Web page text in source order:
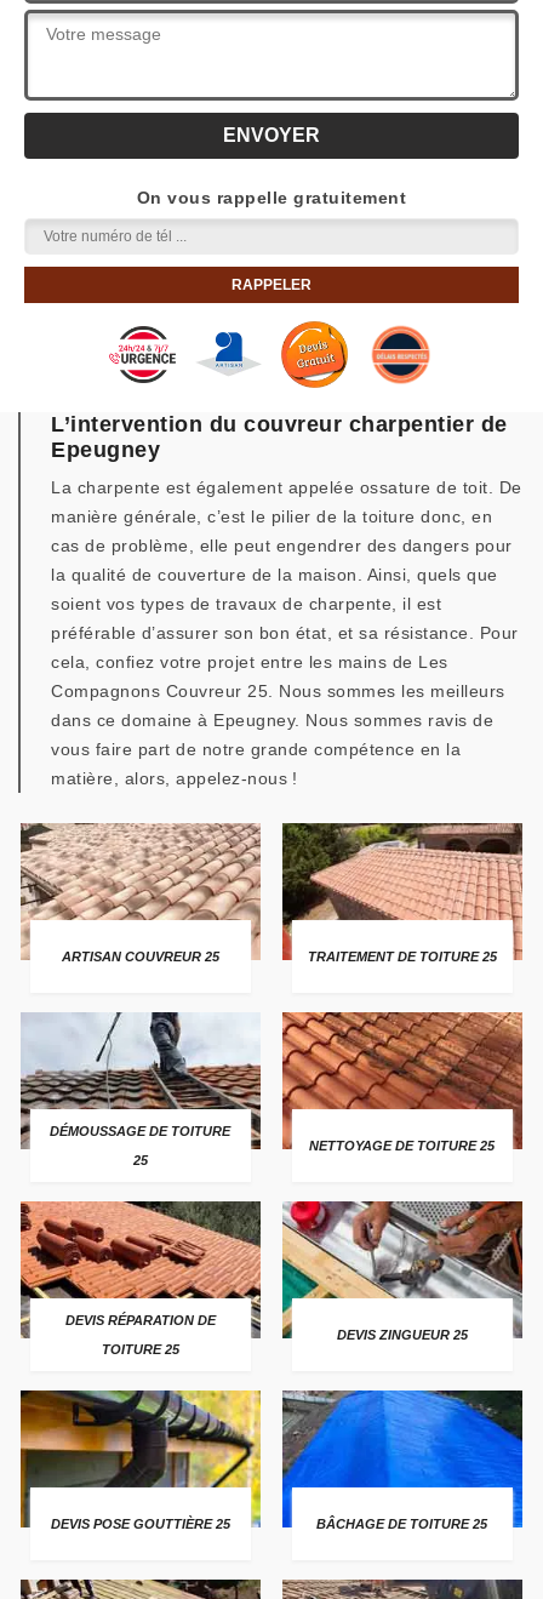
On vous rappelle gratuitement
L’intervention du couvreur charpentier de
Epeugney
La charpente est également appelée ossature de toit. De
manière générale, c’est le pilier de la toiture donc, en
cas de problème, elle peut engendrer des dangers pour
la qualité de couverture de la maison. Ainsi, quels que
soient vos types de travaux de charpente, il est
préférable d’assurer son bon état, et sa résistance. Pour
cela, confiez votre projet entre les mains de Les
Compagnons Couvreur 25. Nous sommes les meilleurs
dans ce domaine à Epeugney. Nous sommes ravis de
vous faire part de notre grande compétence en la
matière, alors, appelez-nous !
ARTISAN COUVREUR 25 TRAITEMENT DE TOITURE 25
DÉMOUSSAGE DE TOITURE
25
NETTOYAGE DE TOITURE 25
DEVIS RÉPARATION DE
TOITURE 25
DEVIS ZINGUEUR 25
DEVIS POSE GOUTTIÈRE 25 BÂCHAGE DE TOITURE 25